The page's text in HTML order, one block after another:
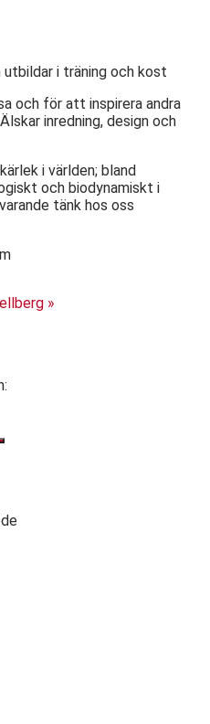
i träning och kost
och för att inspirera andra
inredning, design och
i världen; bland
och biodynamiskt i
tänk hos oss
»